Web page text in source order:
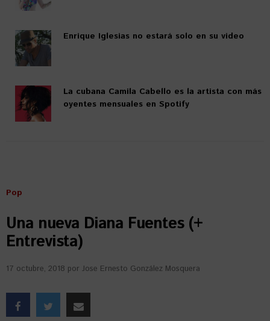
Enrique Iglesias no estará solo en su video
La cubana Camila Cabello es la artista con más
oyentes mensuales en Spotify
Pop
Una nueva Diana Fuentes (+
Entrevista)
17 octubre, 2018 por Jose Ernesto González Mosquera